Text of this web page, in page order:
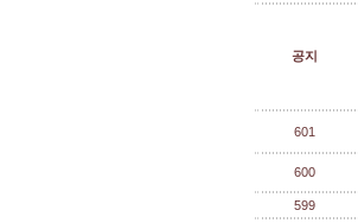
공지
601
600
599